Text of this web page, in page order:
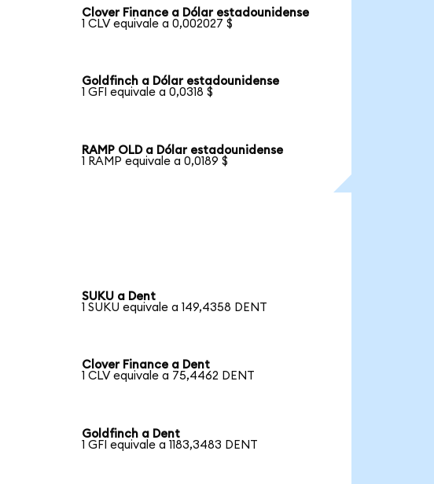
Clover Finance a Dólar estadounidense
1 CLV equivale a 0,002027 $
Goldfinch a Dólar estadounidense
1 GFI equivale a 0,0318 $
RAMP OLD a Dólar estadounidense
1 RAMP equivale a 0,0189 $
SUKU a Dent
1 SUKU equivale a 149,4358 DENT
Clover Finance a Dent
1 CLV equivale a 75,4462 DENT
Goldfinch a Dent
1 GFI equivale a 1183,3483 DENT